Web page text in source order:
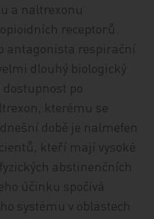
a naltrexonu
receptorů.
antagonista respirační
dlouhý biologický
dostupnost po
kterému se
době je nalmefen
kteří mají vysoké
abstinenčních
účinku spočívá
systému v oblastech